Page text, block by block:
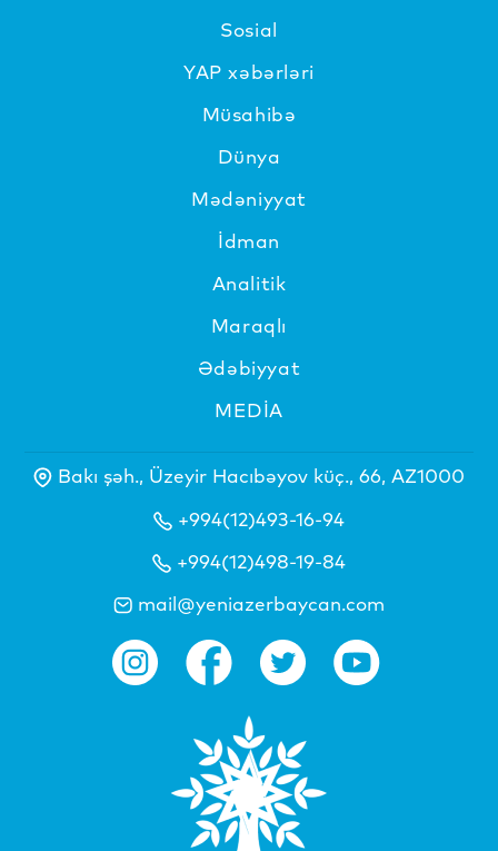
Sosial
YAP xəbərləri
Müsahibə
Dünya
Mədəniyyat
İdman
Analitik
Maraqlı
Ədəbiyyat
MEDİA
Bakı şəh., Üzeyir Hacıbəyov küç., 66, AZ1000
+994(12)493-16-94
+994(12)498-19-84
mail@yeniazerbaycan.com